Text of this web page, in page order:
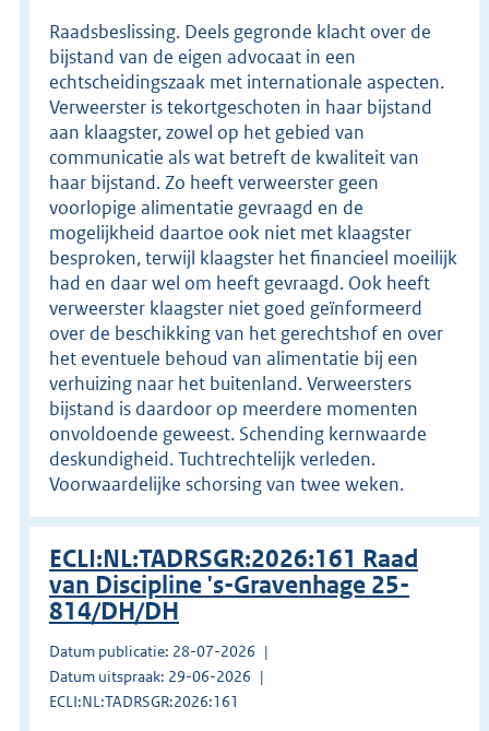
Raadsbeslissing. Deels gegronde klacht over de
bijstand van de eigen advocaat in een
echtscheidingszaak met internationale aspecten.
Verweerster is tekortgeschoten in haar bijstand
aan klaagster, zowel op het gebied van
communicatie als wat betreft de kwaliteit van
haar bijstand. Zo heeft verweerster geen
voorlopige alimentatie gevraagd en de
mogelijkheid daartoe ook niet met klaagster
besproken, terwijl klaagster het financieel moeilijk
had en daar wel om heeft gevraagd. Ook heeft
verweerster klaagster niet goed geïnformeerd
over de beschikking van het gerechtshof en over
het eventuele behoud van alimentatie bij een
verhuizing naar het buitenland. Verweersters
bijstand is daardoor op meerdere momenten
onvoldoende geweest. Schending kernwaarde
deskundigheid. Tuchtrechtelijk verleden.
Voorwaardelijke schorsing van twee weken.
ECLI:NL:TADRSGR:2026:161 Raad
van Discipline 's-Gravenhage 25-
814/DH/DH
Datum publicatie: 28-07-2026
Datum uitspraak: 29-06-2026
ECLI:NL:TADRSGR:2026:161